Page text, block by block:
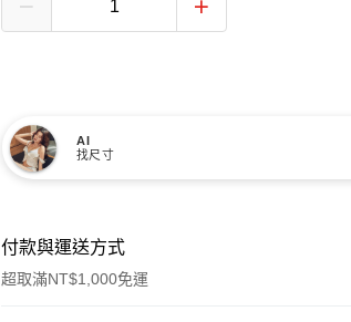
AI
找尺寸
付款與運送方式
超取滿NT$1,000免運